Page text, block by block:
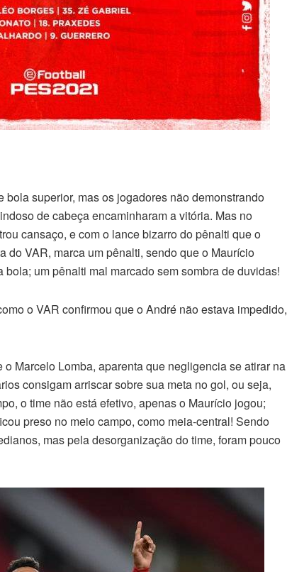
superior, mas os jogadores não demonstrando
de cabeça encaminharam a vitória. Mas no
cansaço, e com o lance bizarro do pênalti que o
do VAR, marca um pênalti, sendo que o Maurício
um pênalti mal marcado sem sombra de duvidas!
o VAR confirmou que o André não estava impedido,
Marcelo Lomba, aparenta que negligencia se atirar na
consigam arriscar sobre sua meta no gol, ou seja,
o time não está efetivo, apenas o Maurício jogou;
preso no meio campo, como meia-central! Sendo
mas pela desorganização do time, foram pouco